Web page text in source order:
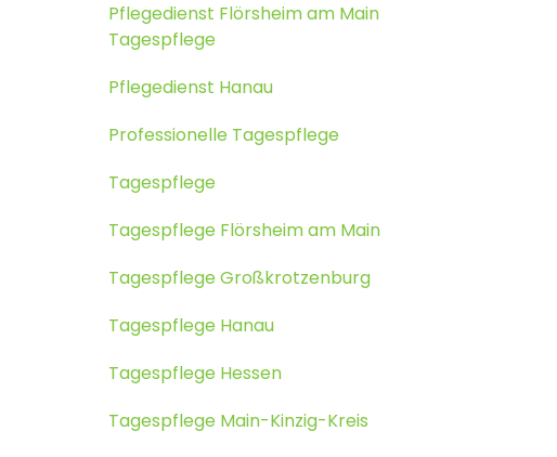
Pflegedienst Flörsheim am Main
Tagespflege
Pflegedienst Hanau
Professionelle Tagespflege
Tagespflege
Tagespflege Flörsheim am Main
Tagespflege Großkrotzenburg
Tagespflege Hanau
Tagespflege Hessen
Tagespflege Main-Kinzig-Kreis